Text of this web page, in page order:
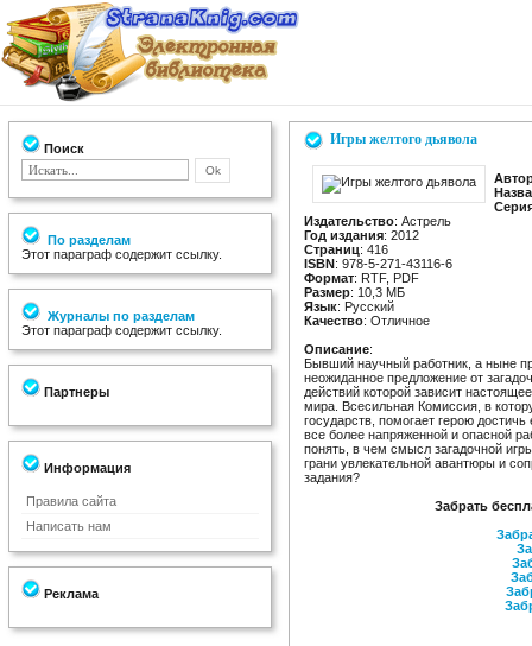
Поиск
По разделам
Этот параграф содержит ссылку.
Журналы по разделам
Этот параграф содержит ссылку.
Партнеры
Информация
Правила сайта
Написать нам
Реклама
Игры желтого дьявола
Издательство: Астрель
Год издания: 2012
Страниц: 416
ISBN: 978-5-271-43116-6
Формат: RTF, PDF
Размер: 10,3 МБ
Язык: Русский
Качество: Отличное
Описание:
Бывший научный работник, а ныне
неожиданное предложение от
действий которой зависит
мира. Всесильная Комиссия, в
государств, помогает герою
все более напряженной и опасной
понять, в чем смысл загадочной
грани увлекательной авантюры и
задания?
Забрать